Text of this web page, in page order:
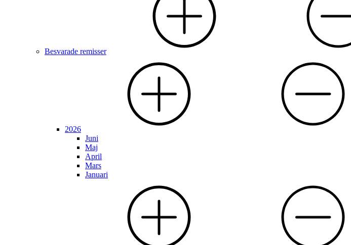
Besvarade remisser
2026
Juni
Maj
April
Mars
Januari